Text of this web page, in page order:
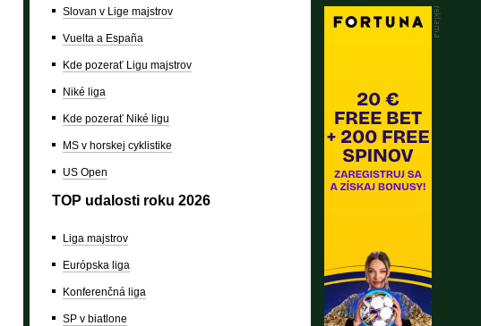
Slovan v Lige majstrov
Vuelta a España
Kde pozerať Ligu majstrov
Niké liga
Kde pozerať Niké ligu
MS v horskej cyklistike
US Open
TOP udalosti roku 2026
Liga majstrov
Európska liga
Konferenčná liga
SP v biatlone